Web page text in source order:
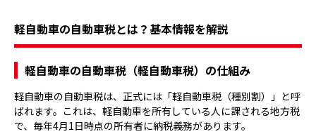
軽自動車の自動車税とは？基本情報を解説
軽自動車の自動車税（軽自動車税）の仕組み
軽自動車の自動車税は、正式には「軽自動車税（種別割）」と呼
ばれます。これは、軽自動車を所有している人に課される地方税
で、毎年4月1日時点の所有者に納税義務があります。